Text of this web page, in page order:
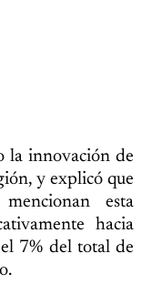
la innovación de
y explicó que
esta
hacia
7% del total de